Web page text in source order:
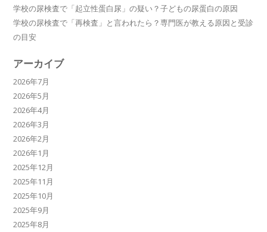
学校の尿検査で「起立性蛋白尿」の疑い？子どもの尿蛋白の原因
学校の尿検査で「再検査」と言われたら？専門医が教える原因と受診
の目安
アーカイブ
2026年7月
2026年5月
2026年4月
2026年3月
2026年2月
2026年1月
2025年12月
2025年11月
2025年10月
2025年9月
2025年8月